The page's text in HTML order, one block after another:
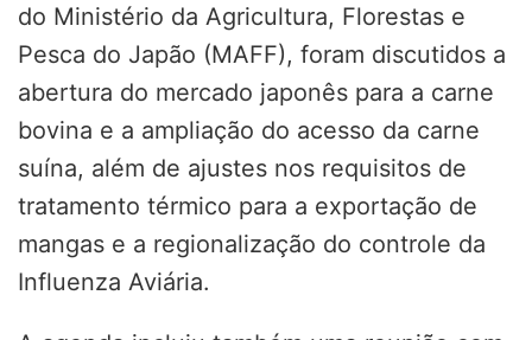
do Ministério da Agricultura, Florestas e
Pesca do Japão (MAFF), foram discutidos a
abertura do mercado japonês para a carne
bovina e a ampliação do acesso da carne
suína, além de ajustes nos requisitos de
tratamento térmico para a exportação de
mangas e a regionalização do controle da
Influenza Aviária.